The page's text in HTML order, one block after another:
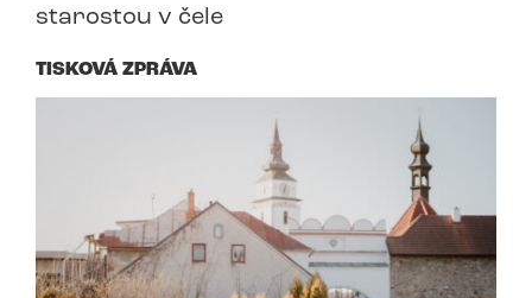
starostou v čele
TISKOVÁ ZPRÁVA